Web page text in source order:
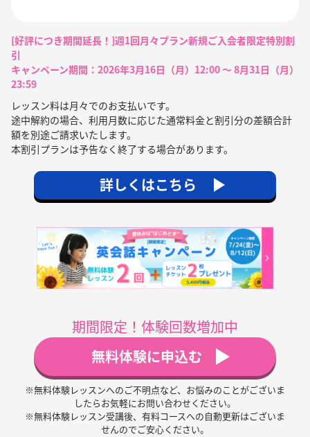
[好評につき期間延長！]週1回月々プラン新規ご入会者限定特別割
引
キャンペーン期間：2026年3月16日（月）12:00 〜 8月31日（月）
23:59
レッスン料は月々でのお支払いです。
途中解約の場合、利用月数に応じた通常料金と割引分の差額合計
額を別途ご請求いたします。
本割引プランは予告なく終了する場合があります。
詳しくはこちら
期間限定！体験回数増加中
無料体験に申込む
※無料体験レッスンへのご不明点など、お悩みのことがございま
したらお気軽にお問い合わせください。
※無料体験レッスン受講後、有料コースへの自動更新はございま
せんのでご安心ください。